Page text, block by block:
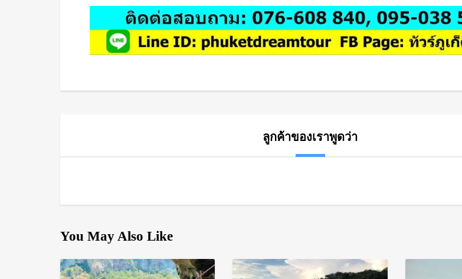
ลูกค้าของเราพูดว่า
You May Also Like